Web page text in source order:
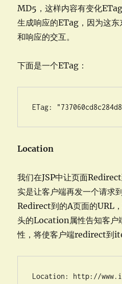
MD5，这样内容有变化
生成响应的ETag，因为这
和响应的交互。
下面是一个ETag：
ETag:
Location
我们在JSP中让页面
实是让客户端再发一个请求
Redirect到的A页面的URL
头的Location属性告知客户
性，将使客户端redirect到
Location: http://